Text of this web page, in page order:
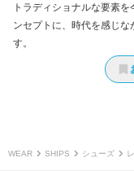
トラディショナルな要素
ンセプトに、時代を感じな
す。
WEAR SHIPS シューズ